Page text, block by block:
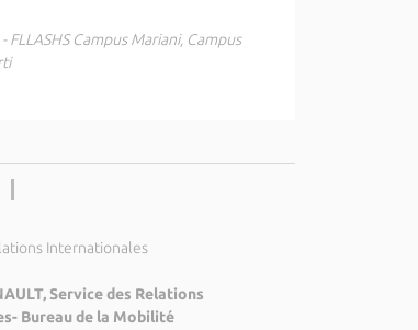
FLLASHS Campus Mariani, Campus
Internationales
Service des Relations
Bureau de la Mobilité